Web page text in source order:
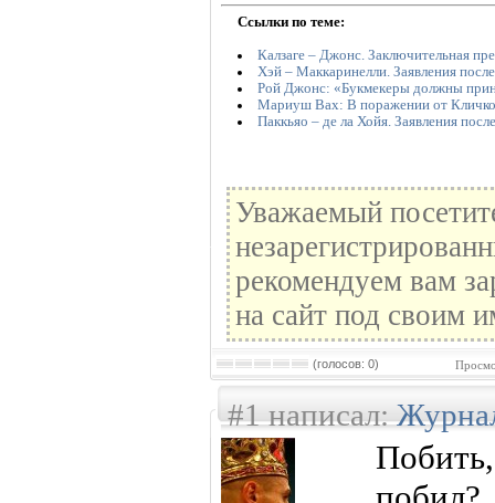
Ссылки по теме:
Калзаге – Джонс. Заключительная
Хэй – Маккаринелли. Заявления
Рой Джонс: «Букмекеры должны
Мариуш Вах: В поражении от Кличко
Паккьяо – де ла Хойя. Заявления
Уважаемый
рекомендуем вам
на сайт под своим
(голосов: 0)
#1 написал: